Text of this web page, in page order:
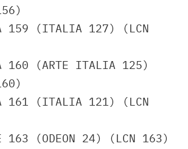
159 (ITALIA 127) (LCN
160 (ARTE ITALIA 125)
161 (ITALIA 121) (LCN
163 (ODEON 24) (LCN 163)